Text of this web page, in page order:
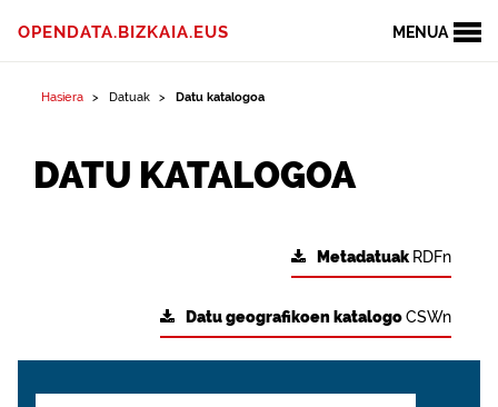
MENUA
OPENDATA.BIZKAIA.EUS
Hasiera Datuak Datu katalogoa
DATU KATALOGOA
Metadatuak RDFn
Datu geografikoen katalogoCSWn